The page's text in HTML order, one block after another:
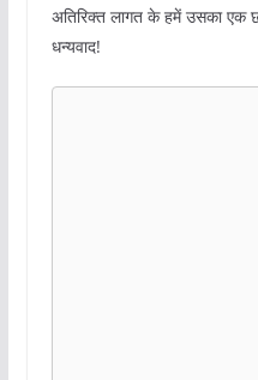
अतिरिक्त लागत के हमें उसका एक
धन्यवाद!